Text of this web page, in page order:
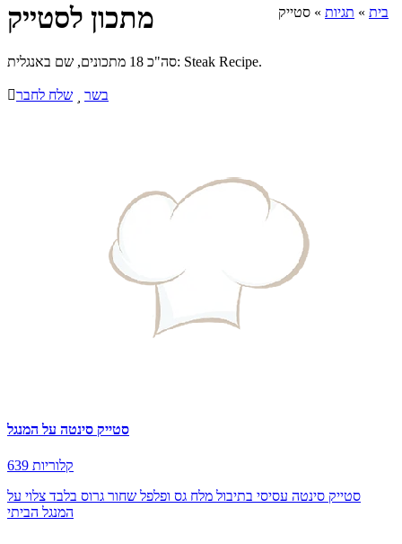
בית » תגיות » סטייק מתכון לסטייק
סה"כ 18 מתכונים, שם באנגלית: Steak Recipe.
שלח לחבר בשר
סטייק סינטה על המנגל
639 קלוריות
סטייק סינטה עסיסי בתיבול מלח גס ופלפל שחור גרוס בלבד צלוי על
המנגל הביתי